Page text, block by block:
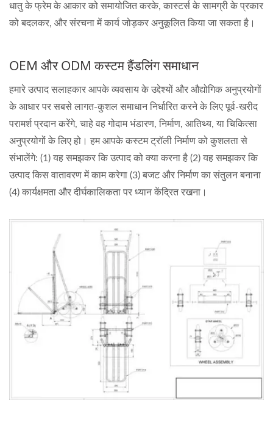
धातु के फ्रेम के आकार को समायोजित करके, कास्टर्स के सामग्री के प्रकार
को बदलकर, और संरचना में कार्य जोड़कर अनुकूलित किया जा सकता है।
OEM और ODM कस्टम हैंडलिंग समाधान
हमारे उत्पाद सलाहकार आपके व्यवसाय के उद्देश्यों और औद्योगिक अनुप्रयोगों
के आधार पर सबसे लागत-कुशल समाधान निर्धारित करने के लिए पूर्व-खरीद
परामर्श प्रदान करेंगे, चाहे वह गोदाम भंडारण, निर्माण, आतिथ्य, या चिकित्सा
अनुप्रयोगों के लिए हो। हम आपके कस्टम ट्रॉली निर्माण को कुशलता से
संभालेंगे: (1) यह समझकर कि उत्पाद को क्या करना है (2) यह समझकर कि
उत्पाद किस वातावरण में काम करेगा (3) बजट और निर्माण का संतुलन बनाना
(4) कार्यक्षमता और दीर्घकालिकता पर ध्यान केंद्रित रखना।